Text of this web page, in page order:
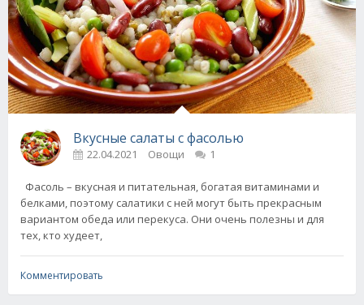
Вкусные салаты с фасолью
22.04.2021 Овощи 1
Фасоль – вкусная и питательная, богатая витаминами и
белками, поэтому салатики с ней могут быть прекрасным
вариантом обеда или перекуса. Они очень полезны и для
тех, кто худеет,
Комментировать